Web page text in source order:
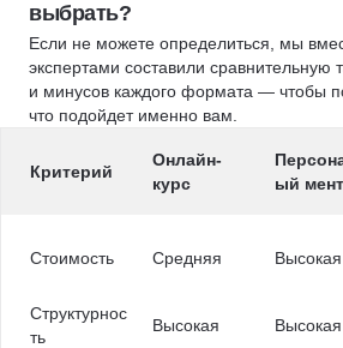
выбрать?
Если не можете определиться, мы
экспертами составили сравнительную
и минусов каждого формата — чтобы
что подойдет именно вам.
Критерий
Онлайн-
курс
ый
Стоимость Средняя Высокая
Структурнос
ть
Высокая Высокая